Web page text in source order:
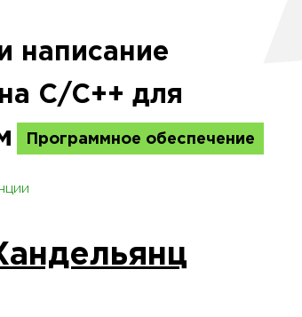
написание
C/C++ для
Программное обеспечение